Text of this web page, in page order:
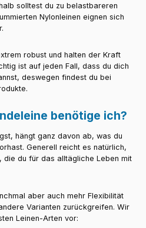
solltest du zu belastbareren
Nylonleinen eignen sich
robust und halten der Kraft
ist auf jeden Fall, dass du dich
deswegen findest du bei
benötige ich?
hängt ganz davon ab, was du
Generell reicht es natürlich,
die du für das alltägliche Leben mit
aber auch mehr Flexibilität
Varianten zurückgreifen. Wir
Leinen-Arten vor: